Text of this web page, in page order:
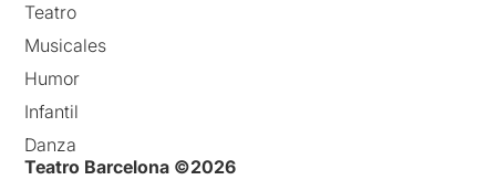
Teatro
Musicales
Humor
Infantil
Danza
Teatro Barcelona ©2026